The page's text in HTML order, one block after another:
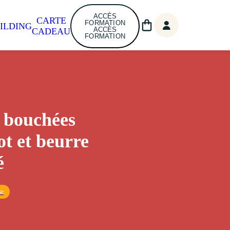
CARTE
CADEAU
ACCÈS
FORMATION
ACCÈS
FORMATION
et beurre